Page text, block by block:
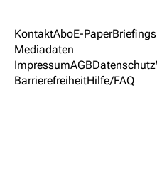
KontaktAboE-PaperBriefings
Mediadaten
ImpressumAGBDatenschutz
BarrierefreiheitHilfe/FAQ